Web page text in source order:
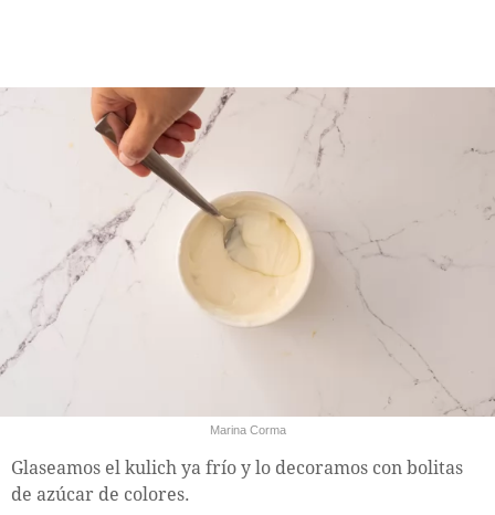
Marina Corma
Glaseamos el kulich ya frío y lo decoramos con bolitas
de azúcar de colores.